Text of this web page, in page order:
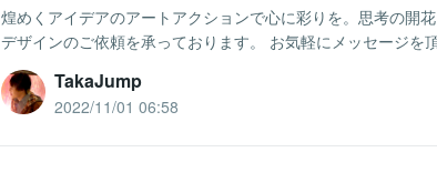
煌めくアイデアのアートアクションで心に彩りを。思考の開
デザインのご依頼を承っております。 お気軽にメッセージを
TakaJump
2022/11/01 06:58